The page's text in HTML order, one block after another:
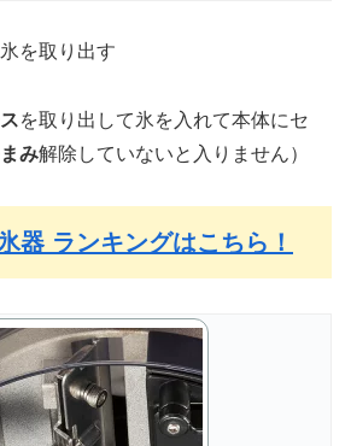
を取り出す
を取り出して氷を入れて本体にセ
み解除していないと入りません）
器 ランキングはこちら！